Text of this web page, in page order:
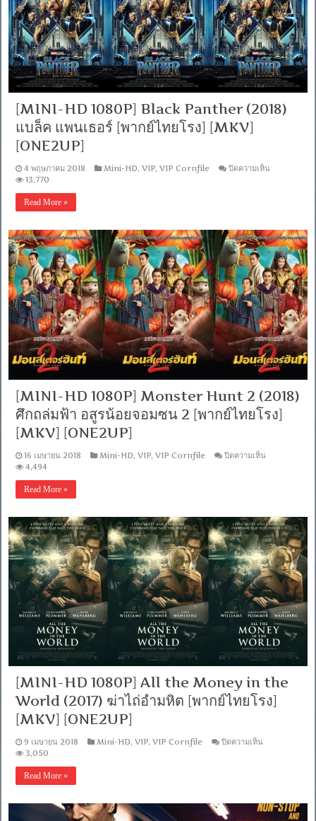
ตี
วอร์
มหา
สงคราม
อัญมณี
[พากย์
ไทย
โรง]
[MKV]
[MINI-HD 1080P] Black Panther (2018)
แบล็ค แพนเธอร์ [พากย์ไทยโรง] [MKV]
[ONE2UP]
4 พฤษภาคม 2018 Mini-HD,VIP,VIP Cornfile ปิดความเห็นบน
(2018)
แบ
ล็ค
แพน
เธอ
ร์
[พากย์
ไทย
โรง]
[MKV]
[ONE2UP]
13,770
Read More »
[MINI-HD 1080P] Monster Hunt 2 (2018)
ศึกถล่มฟ้า อสูรน้อยจอมซน 2 [พากย์ไทยโรง]
[MKV] [ONE2UP]
16 เมษายน 2018 Mini-HD,VIP,VIP Cornfile ปิดความเห็น
2
(2018)
ศึก
ถล่ม
ฟ้า
อสูร
น้อย
จอม
ซน
2
[พากย์
ไทย
โรง]
[ONE2UP]
4,494
Read More »
[MINI-HD 1080P] All the Money in the
World (2017) ฆ่าไถ่อำมหิต [พากย์ไทยโรง]
[MKV] [ONE2UP]
9 เมษายน 2018 Mini-HD,VIP,VIP Cornfile ปิดความเห็นบน
Money
in
3,050
Read More »